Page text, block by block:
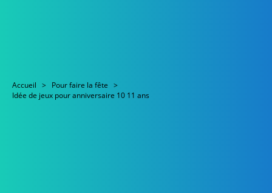
Accueil
Pour faire la fête
Idée de jeux pour anniversaire 10 11 ans